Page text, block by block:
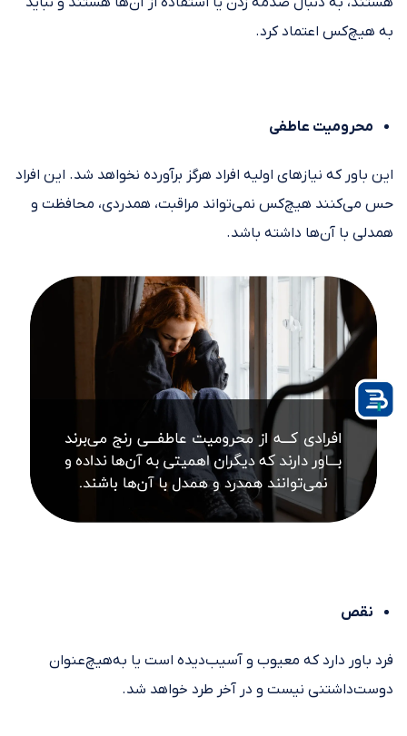
به هیچ‌کس اعتماد کرد.
محرومیت عاطفی
این باور که نیازهای اولیه‌ افراد هرگز برآورده نخواهد شد. این افراد
حس می‌کنند هیچ‌کس نمی‌تواند مراقبت، همدردی، محافظت و
همدلی با آن‌ها داشته باشد.
نقص
فرد باور دارد که معیوب و آسیب‌دیده است یا به‌هیچ‌عنوان
دوست‌داشتنی نیست و در آخر طرد خواهد شد.